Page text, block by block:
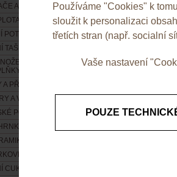
Používáme "Cookies" k
sloužit k personalizaci
třetích stran (např. socialní
Vaše nastavení
POUZE
A POPELNÍKY
POTŘEBY A ZAVAZADLA
TAŠKY
NÁŘADÍ A
PŘÍVĚSKY
A VOLNÝ ČAS
POTŘEBY
TERMOSKY A LIKÉRKY
A PORCELÁN
VINNÉ SADY
CUKROVINKY